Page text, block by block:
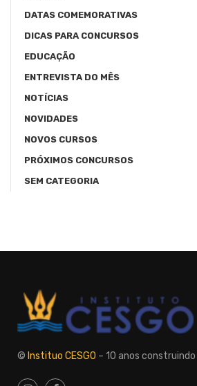
DATAS COMEMORATIVAS
DICAS PARA CONCURSOS
EDUCAÇÃO
ENTREVISTA DO MÊS
NOTÍCIAS
NOVIDADES
NOVOS CURSOS
PRÓXIMOS CONCURSOS
SEM CATEGORIA
© Instituo CESGO – 10 anos